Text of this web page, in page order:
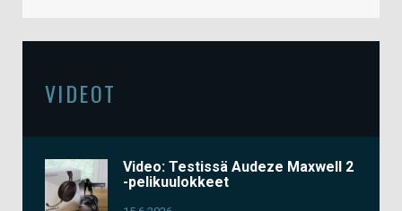
VIDEOT
Video: Testissä Audeze Maxwell 2
-pelikuulokkeet